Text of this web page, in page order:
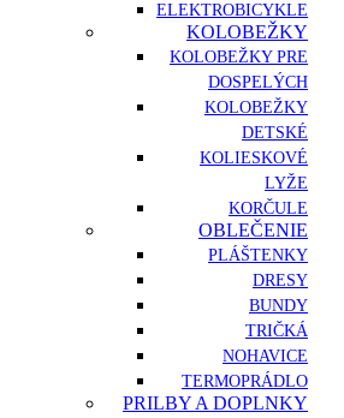
ELEKTROBICYKLE
KOLOBEŽKY
KOLOBEŽKY PRE
DOSPELÝCH
KOLOBEŽKY
DETSKÉ
KOLIESKOVÉ
LYŽE
KORČULE
OBLEČENIE
PLÁŠTENKY
DRESY
BUNDY
TRIČKÁ
NOHAVICE
TERMOPRÁDLO
PRILBY A DOPLNKY